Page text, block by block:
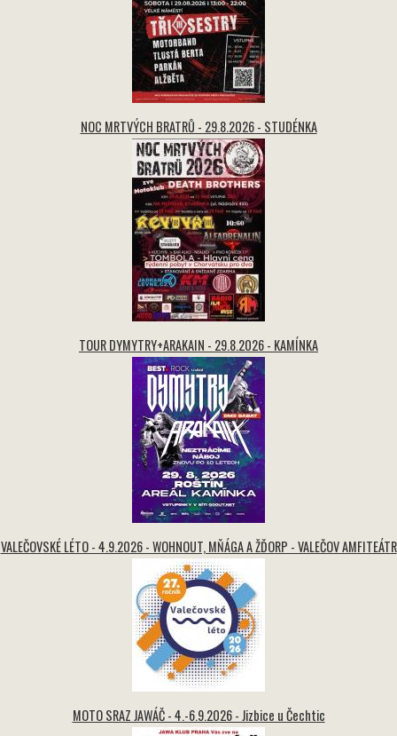
NOC MRTVÝCH BRATRŮ - 29.8.2026 - STUDÉNKA
TOUR DYMYTRY+ARAKAIN - 29.8.2026 - KAMÍNKA
VALEČOVSKÉ LÉTO - 4.9.2026 - WOHNOUT, MŇÁGA A ŽĎORP - VALEČOV AMFITEÁTR
MOTO SRAZ JAWÁČ - 4.-6.9.2026 - Jizbice u Čechtic